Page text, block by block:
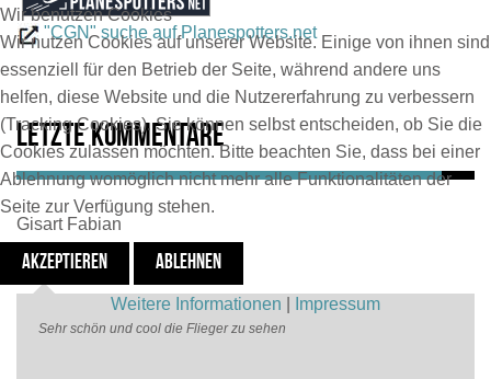
"CGN" suche auf Planespotters.net
Letzte Kommentare
Gisart Fabian
24 Tage
Sehr schön und cool die Flieger zu sehen
Wir benutzen Cookies
Wir nutzen Cookies auf unserer Website. Einige von ihnen sind
essenziell für den Betrieb der Seite, während andere uns
helfen, diese Website und die Nutzererfahrung zu verbessern
(Tracking Cookies). Sie können selbst entscheiden, ob Sie die
Cookies zulassen möchten. Bitte beachten Sie, dass bei einer
Ablehnung womöglich nicht mehr alle Funktionalitäten der
Seite zur Verfügung stehen.
AKZEPTIEREN ABLEHNEN
Weitere Informationen Impressum